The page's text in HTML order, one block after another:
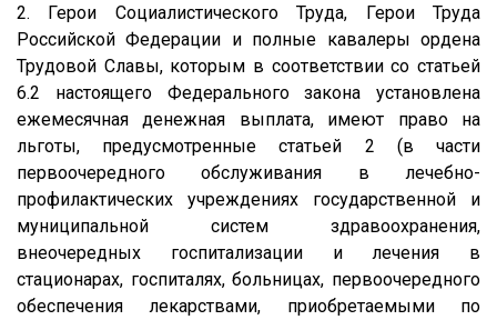
2. Герои Социалистического Труда, Герои Труда
Российской Федерации и полные кавалеры ордена
Трудовой Славы, которым в соответствии со статьей
6.2 настоящего Федерального закона установлена
ежемесячная денежная выплата, имеют право на
льготы, предусмотренные статьей 2 (в части
первоочередного обслуживания в лечебно-
профилактических учреждениях государственной и
муниципальной систем здравоохранения,
внеочередных госпитализации и лечения в
стационарах, госпиталях, больницах, первоочередного
обеспечения лекарствами, приобретаемыми по